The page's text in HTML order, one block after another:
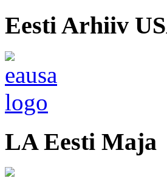
Eesti Arhiiv
LA Eesti Maja